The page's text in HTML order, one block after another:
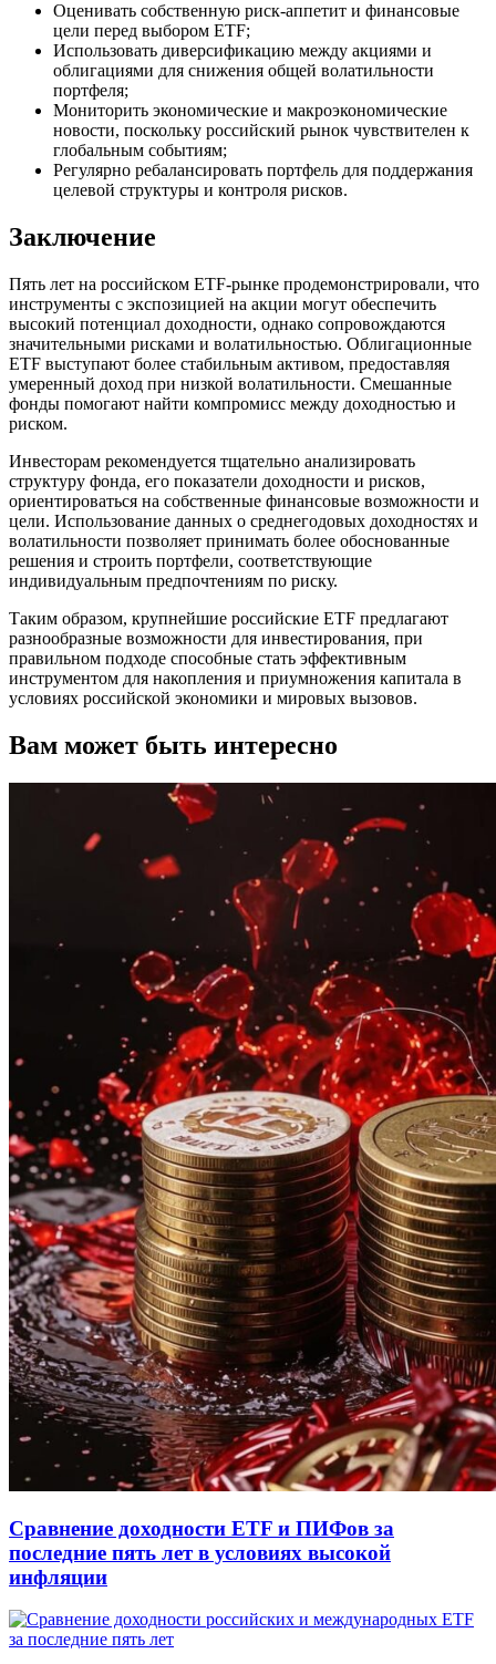
Оценивать собственную риск-аппетит и финансовые
цели перед выбором ETF;
Использовать диверсификацию между акциями и
облигациями для снижения общей волатильности
портфеля;
Мониторить экономические и макроэкономические
новости, поскольку российский рынок чувствителен к
глобальным событиям;
Регулярно ребалансировать портфель для поддержания
целевой структуры и контроля рисков.
Заключение
Пять лет на российском ETF-рынке продемонстрировали, что
инструменты с экспозицией на акции могут обеспечить
высокий потенциал доходности, однако сопровождаются
значительными рисками и волатильностью. Облигационные
ETF выступают более стабильным активом, предоставляя
умеренный доход при низкой волатильности. Смешанные
фонды помогают найти компромисс между доходностью и
риском.
Инвесторам рекомендуется тщательно анализировать
структуру фонда, его показатели доходности и рисков,
ориентироваться на собственные финансовые возможности и
цели. Использование данных о среднегодовых доходностях и
волатильности позволяет принимать более обоснованные
решения и строить портфели, соответствующие
индивидуальным предпочтениям по риску.
Таким образом, крупнейшие российские ETF предлагают
разнообразные возможности для инвестирования, при
правильном подходе способные стать эффективным
инструментом для накопления и приумножения капитала в
условиях российской экономики и мировых вызовов.
Вам может быть интересно
Сравнение доходности ETF и ПИФов за
последние пять лет в условиях высокой
инфляции